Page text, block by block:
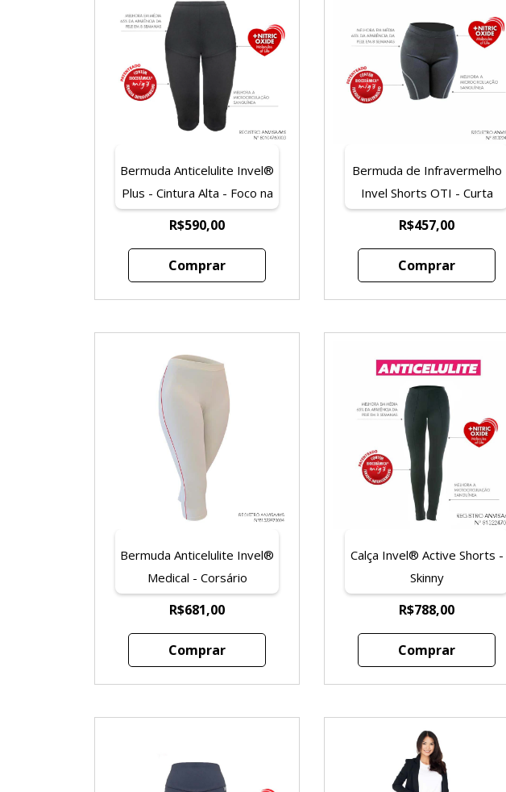
Bermuda Anticelulite Invel®
Plus - Cintura Alta - Foco na
Barriga
R$590,00
Comprar
Bermuda de Infravermelho
Invel Shorts OTI - Curta
R$457,00
Comprar
Bermuda Anticelulite Invel®
Medical - Corsário
R$681,00
Comprar
Calça Invel® Active Shorts -
Skinny
R$788,00
Comprar